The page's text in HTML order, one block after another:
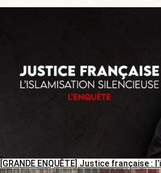
[GRANDE ENQUÊTE] Justice française :